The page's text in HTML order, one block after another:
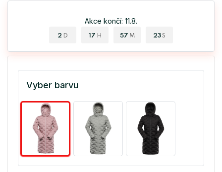
Akce končí: 11.8.
2 D 17 H 57 M 23S
Vyber barvu